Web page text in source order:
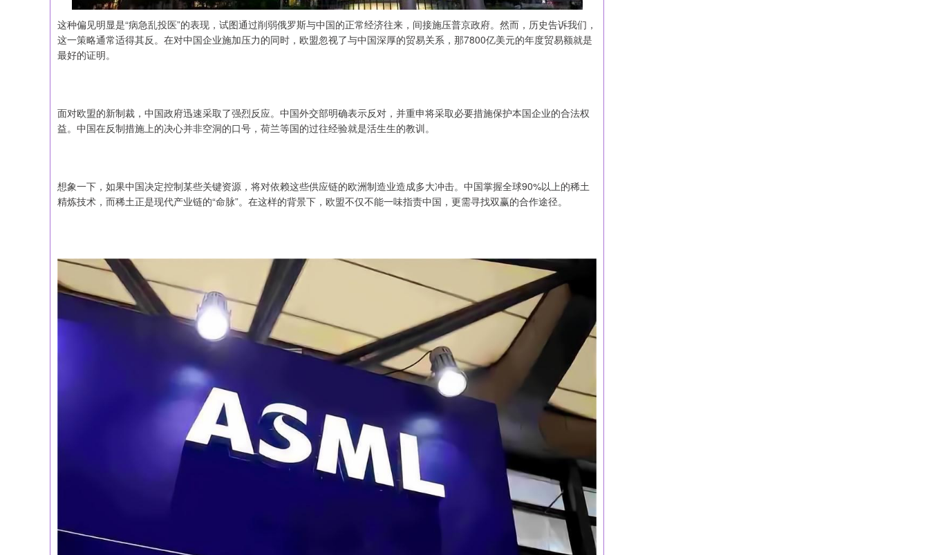
这种偏见明显是“病急乱投医”的表现，试图通过削弱俄罗斯与中国的正常经济往来，间接施压普京政府。然而，历史告诉我们，
这一策略通常适得其反。在对中国企业施加压力的同时，欧盟忽视了与中国深厚的贸易关系，那7800亿美元的年度贸易额就是
最好的证明。
面对欧盟的新制裁，中国政府迅速采取了强烈反应。中国外交部明确表示反对，并重申将采取必要措施保护本国企业的合法权
益。中国在反制措施上的决心并非空洞的口号，荷兰等国的过往经验就是活生生的教训。
想象一下，如果中国决定控制某些关键资源，将对依赖这些供应链的欧洲制造业造成多大冲击。中国掌握全球90%以上的稀土
精炼技术，而稀土正是现代产业链的“命脉”。在这样的背景下，欧盟不仅不能一味指责中国，更需寻找双赢的合作途径。